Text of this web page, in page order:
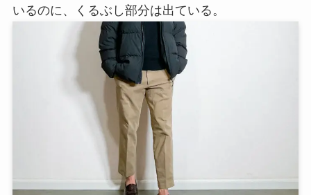
いるのに、くるぶし部分は出ている。